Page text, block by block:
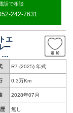
話で相談
242-7631
エ
ー
パ
R7 (2025) 年式
0.3万Km
2028年07月
無し